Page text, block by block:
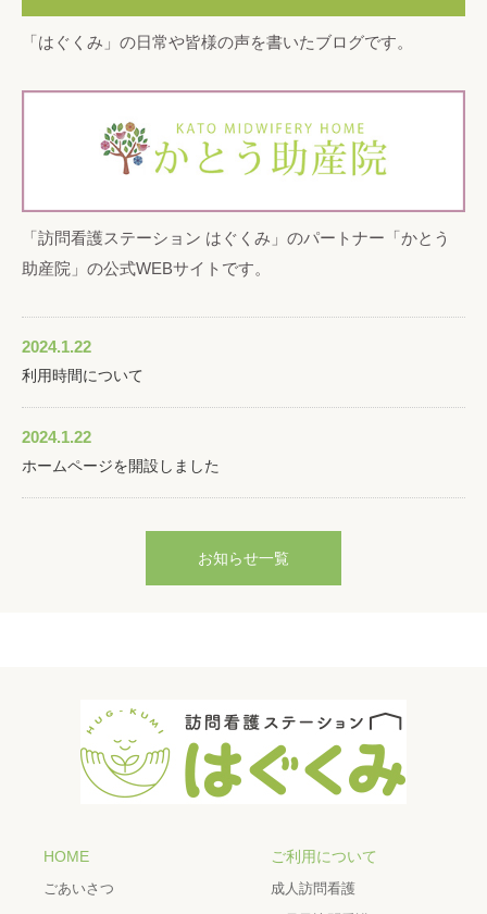
「はぐくみ」の日常や皆様の声を書いたブログです。
「訪問看護ステーション はぐくみ」のパートナー「かとう
助産院」の公式WEBサイトです。
2024.1.22
利用時間について
2024.1.22
ホームページを開設しました
お知らせ一覧
HOME
ごあいさつ
ご利用について
成人訪問看護